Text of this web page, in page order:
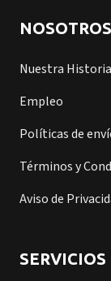
NOSOTROS
Nuestra Historia
Empleo
Políticas de
Términos y
Aviso de
SERVICIOS